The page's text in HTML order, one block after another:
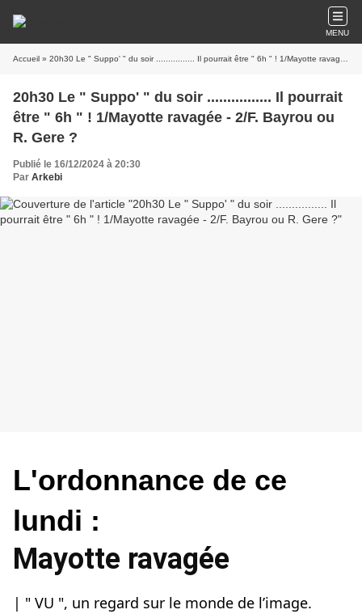
MENU
Accueil » 20h30 Le " Suppo' " du soir ................ Il pourrait être " 6h " ! 1/Mayotte ravagée - 2/F. Bayrou ou R. Gere ?
20h30 Le " Suppo' " du soir ................ Il pourrait
être " 6h " ! 1/Mayotte ravagée - 2/F. Bayrou ou
R. Gere ?
Publié le 16/12/2024 à 20:30
Par Arkebi
L'ordonnance de ce
lundi :
Mayotte ravagée
| " VU ", un regard sur le monde de l’image.